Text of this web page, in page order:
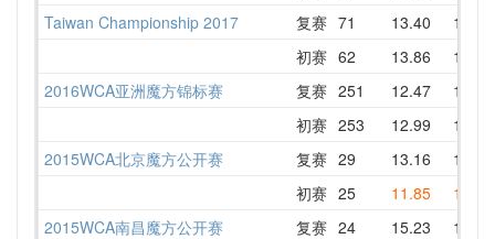
Taiwan Championship 2017
复赛 71 13.40
16.20
初赛 62 13.86
15.46
2016WCA亚洲魔方锦标赛
复赛 251 12.47
15.67
初赛 253 12.99
15.61
2015WCA北京魔方公开赛
复赛 29 13.16
15.01
初赛 25 11.85
14.29
2015WCA南昌魔方公开赛
复赛 24 15.23
17.13